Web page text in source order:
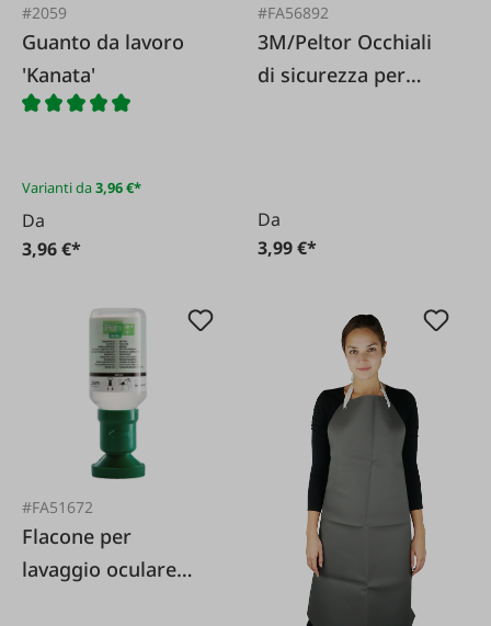
#2059
Guanto da lavoro
'Kanata'
Varianti da3,96 €*
Da
3,96 €*
#FA56892
3M/Peltor Occhiali
di sicurezza per
Da
3,99 €*
#FA51672
Flacone per
lavaggio oculare